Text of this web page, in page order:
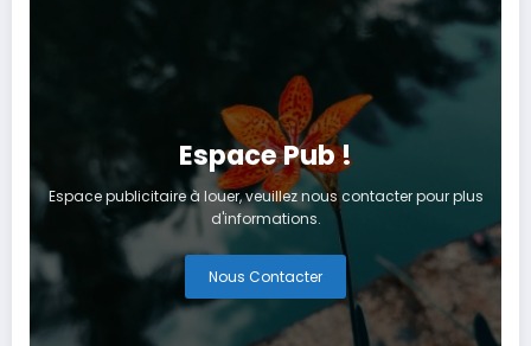
Espace Pub !
Espace publicitaire à louer, veuillez nous contacter pour plus
d'informations.
Nous Contacter